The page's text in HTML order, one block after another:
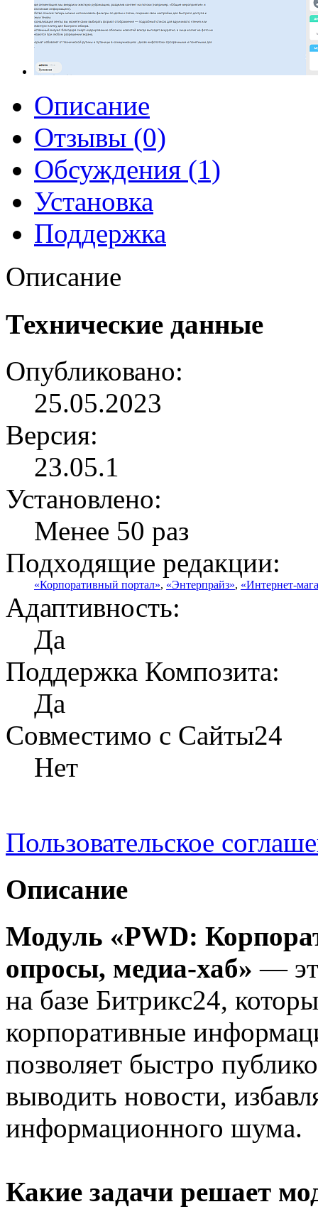
Описание
Отзывы (0)
Обсуждения (1)
Установка
Поддержка
Описание
Технические данные
Опубликовано:
25.05.2023
Версия:
23.05.1
Установлено:
Менее 50 раз
Подходящие редакции:
«Корпоративный портал», «Энтерпрайз», «Интернет-
Адаптивность:
Да
Поддержка Композита:
Да
Совместимо с Сайты24
Нет
Пользовательское
Описание
Модуль «PWD:
опросы, медиа-хаб» —
на базе Битрикс24,
корпоративные
позволяет быстро
выводить новости,
информационного шума.
Какие задачи решает